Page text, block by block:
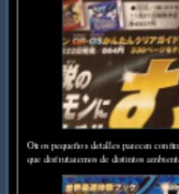
Otros pequeños detalles parecen
que disfrutaremos de distintos